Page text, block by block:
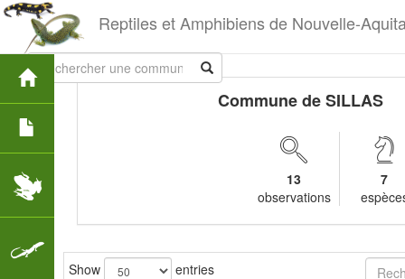
Reptiles et Amphibiens de Nouvelle-
Commune de SILLAS
13
observations
7
Show entries